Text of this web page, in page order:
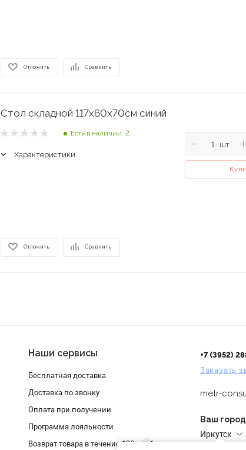
Отложить Сравнить
Стол складной 117х60х70см синий
Есть в наличии: 2
Характеристики
Отложить Сравнить
шт
Наши сервисы
Бесплатная доставка
Доставка по звонку
Оплата при получении
Программа лояльности
Возврат товара в течение 120 дней
+7 (3952)
Заказать
metr-
Ваш город
Иркутск